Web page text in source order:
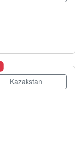
Kazakstan